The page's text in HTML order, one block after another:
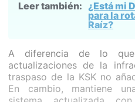
Leer también: ¿Está mi
para la
Raíz?
A diferencia de lo que
actualizaciones de la
traspaso de la KSK no
En cambio, mantiene